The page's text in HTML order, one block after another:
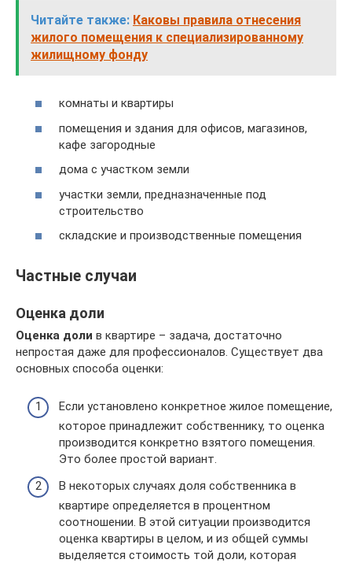
Читайте также: Каковы правила отнесения
жилого помещения к специализированному
жилищному фонду
комнаты и квартиры
помещения и здания для офисов, магазинов,
кафе загородные
дома с участком земли
участки земли, предназначенные под
строительство
складские и производственные помещения
Частные случаи
Оценка доли
Оценка доли в квартире – задача, достаточно
непростая даже для профессионалов. Существует два
основных способа оценки:
Если установлено конкретное жилое помещение,
которое принадлежит собственнику, то оценка
производится конкретно взятого помещения.
Это более простой вариант.
В некоторых случаях доля собственника в
квартире определяется в процентном
соотношении. В этой ситуации производится
оценка квартиры в целом, и из общей суммы
выделяется стоимость той доли, которая